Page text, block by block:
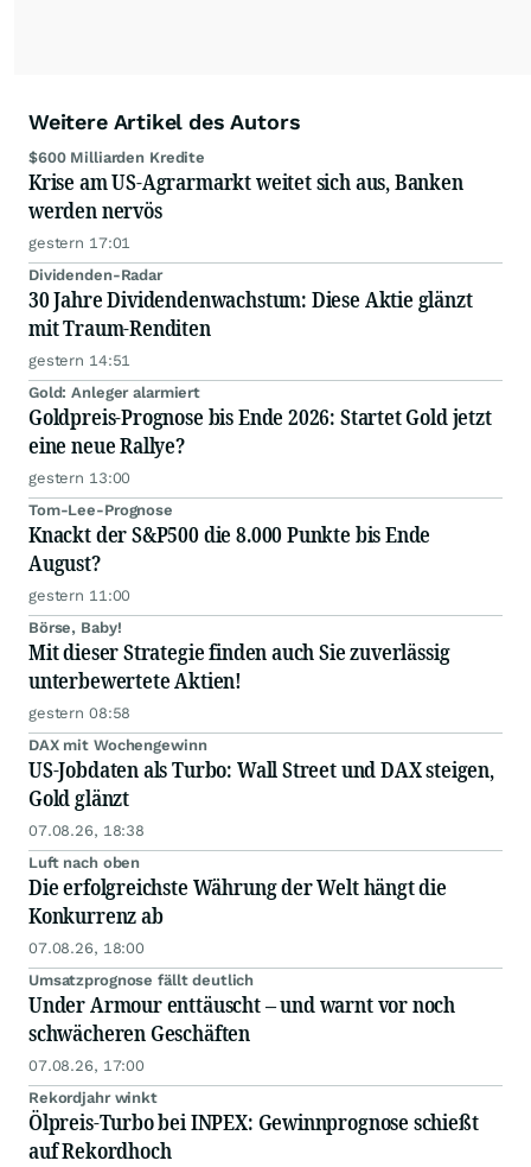
Weitere Artikel des Autors
$600 Milliarden Kredite
Krise am US-Agrarmarkt weitet sich aus, Banken
werden nervös
gestern 17:01
Dividenden-Radar
30 Jahre Dividendenwachstum: Diese Aktie glänzt
mit Traum-Renditen
gestern 14:51
Gold: Anleger alarmiert
Goldpreis-Prognose bis Ende 2026: Startet Gold jetzt
eine neue Rallye?
gestern 13:00
Tom-Lee-Prognose
Knackt der S&P500 die 8.000 Punkte bis Ende
August?
gestern 11:00
Börse, Baby!
Mit dieser Strategie finden auch Sie zuverlässig
unterbewertete Aktien!
gestern 08:58
DAX mit Wochengewinn
US-Jobdaten als Turbo: Wall Street und DAX steigen,
Gold glänzt
07.08.26, 18:38
Luft nach oben
Die erfolgreichste Währung der Welt hängt die
Konkurrenz ab
07.08.26, 18:00
Umsatzprognose fällt deutlich
Under Armour enttäuscht – und warnt vor noch
schwächeren Geschäften
07.08.26, 17:00
Rekordjahr winkt
Ölpreis-Turbo bei INPEX: Gewinnprognose schießt
auf Rekordhoch